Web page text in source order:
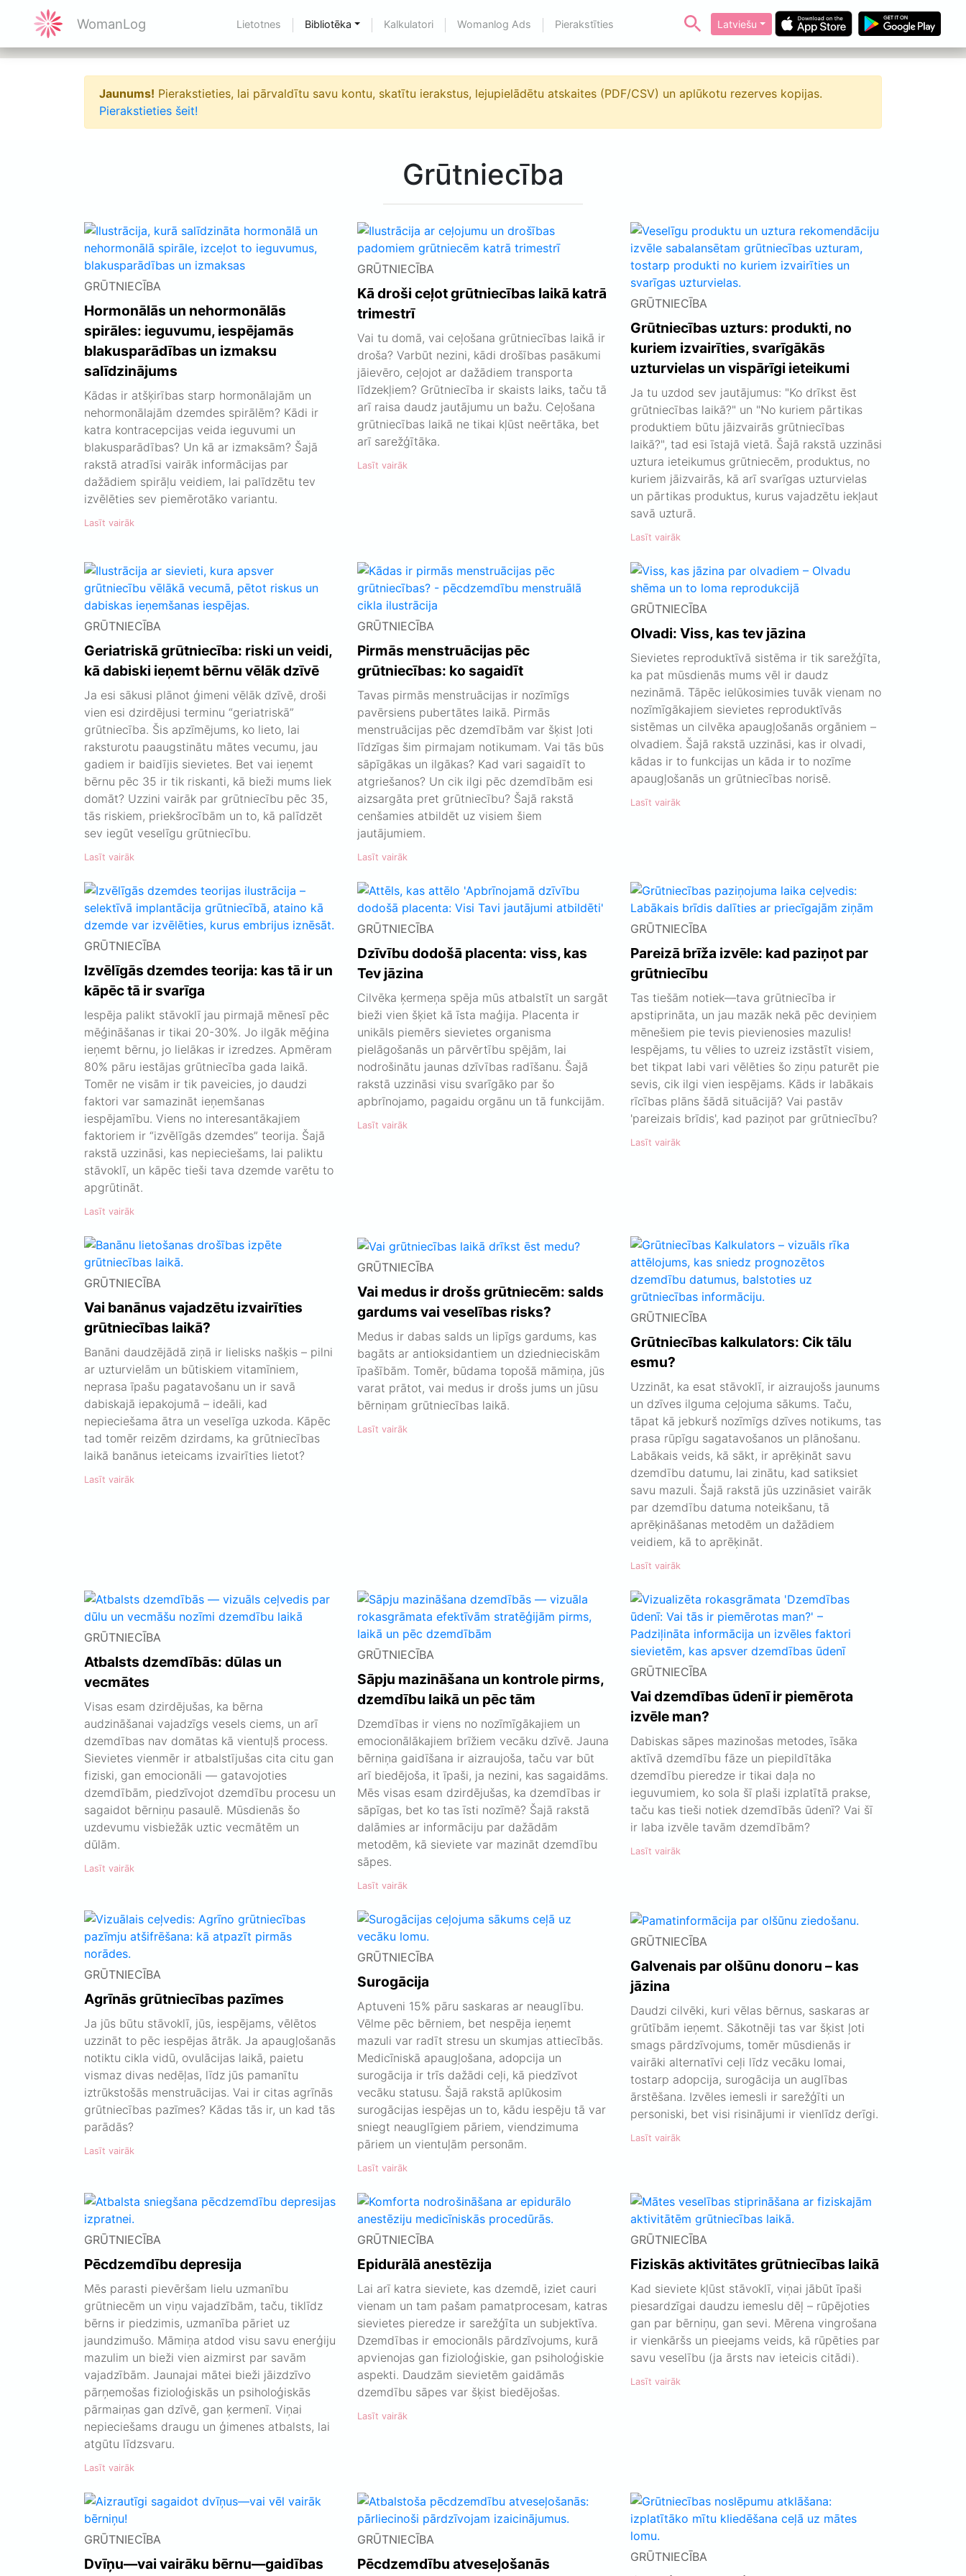
WomanLog Lietotnes Bibliotēka Kalkulatori Womanlog Ads Pierakstīties Latviešu
Jaunums! Pierakstieties, lai pārvaldītu savu kontu, skatītu ierakstus, lejupielādētu atskaites (PDF/CSV) un aplūkotu rezerves kopijas.
Pierakstieties šeit!
Grūtniecība
GRŪTNIECĪBA
Hormonālās un nehormonālās
spirāles: ieguvumu, iespējamās
blakusparādības un izmaksu
salīdzinājums
Kādas ir atšķirības starp hormonālajām un
nehormonālajām dzemdes spirālēm? Kādi ir
katra kontracepcijas veida ieguvumi un
blakusparādības? Un kā ar izmaksām? Šajā
rakstā atradīsi vairāk informācijas par
dažādiem spirāļu veidiem, lai palīdzētu tev
izvēlēties sev piemērotāko variantu.
Lasīt vairāk
GRŪTNIECĪBA
Kā droši ceļot grūtniecības laikā katrā
trimestrī
Vai tu domā, vai ceļošana grūtniecības laikā ir
droša? Varbūt nezini, kādi drošības pasākumi
jāievēro, ceļojot ar dažādiem transporta
līdzekļiem? Grūtniecība ir skaists laiks, taču tā
arī raisa daudz jautājumu un bažu. Ceļošana
grūtniecības laikā ne tikai kļūst neērtāka, bet
arī sarežģītāka.
Lasīt vairāk
GRŪTNIECĪBA
Grūtniecības uzturs: produkti, no
kuriem izvairīties, svarīgākās
uzturvielas un vispārīgi ieteikumi
Ja tu uzdod sev jautājumus: "Ko drīkst ēst
grūtniecības laikā?" un "No kuriem pārtikas
produktiem būtu jāizvairās grūtniecības
laikā?", tad esi īstajā vietā. Šajā rakstā uzzināsi
uztura ieteikumus grūtniecēm, produktus, no
kuriem jāizvairās, kā arī svarīgas uzturvielas
un pārtikas produktus, kurus vajadzētu iekļaut
savā uzturā.
Lasīt vairāk
GRŪTNIECĪBA
Geriatriskā grūtniecība: riski un veidi,
kā dabiski ieņemt bērnu vēlāk dzīvē
Ja esi sākusi plānot ģimeni vēlāk dzīvē, droši
vien esi dzirdējusi terminu “geriatriskā”
grūtniecība. Šis apzīmējums, ko lieto, lai
raksturotu paaugstinātu mātes vecumu, jau
gadiem ir baidījis sievietes. Bet vai ieņemt
bērnu pēc 35 ir tik riskanti, kā bieži mums liek
domāt? Uzzini vairāk par grūtniecību pēc 35,
tās riskiem, priekšrocībām un to, kā palīdzēt
sev iegūt veselīgu grūtniecību.
Lasīt vairāk
GRŪTNIECĪBA
Pirmās menstruācijas pēc
grūtniecības: ko sagaidīt
Tavas pirmās menstruācijas ir nozīmīgs
pavērsiens pubertātes laikā. Pirmās
menstruācijas pēc dzemdībām var šķist ļoti
līdzīgas šim pirmajam notikumam. Vai tās būs
sāpīgākas un ilgākas? Kad vari sagaidīt to
atgriešanos? Un cik ilgi pēc dzemdībām esi
aizsargāta pret grūtniecību? Šajā rakstā
cenšamies atbildēt uz visiem šiem
jautājumiem.
Lasīt vairāk
GRŪTNIECĪBA
Olvadi: Viss, kas tev jāzina
Sievietes reproduktīvā sistēma ir tik sarežģīta,
ka pat mūsdienās mums vēl ir daudz
nezināmā. Tāpēc ielūkosimies tuvāk vienam no
nozīmīgākajiem sievietes reproduktīvās
sistēmas un cilvēka apaugļošanās orgāniem –
olvadiem. Šajā rakstā uzzināsi, kas ir olvadi,
kādas ir to funkcijas un kāda ir to nozīme
apaugļošanās un grūtniecības norisē.
Lasīt vairāk
GRŪTNIECĪBA
Izvēlīgās dzemdes teorija: kas tā ir un
kāpēc tā ir svarīga
Iespēja palikt stāvoklī jau pirmajā mēnesī pēc
mēģināšanas ir tikai 20-30%. Jo ilgāk mēģina
ieņemt bērnu, jo lielākas ir izredzes. Apmēram
80% pāru iestājas grūtniecība gada laikā.
Tomēr ne visām ir tik paveicies, jo daudzi
faktori var samazināt ieņemšanas
iespējamību. Viens no interesantākajiem
faktoriem ir “izvēlīgās dzemdes” teorija. Šajā
rakstā uzzināsi, kas nepieciešams, lai paliktu
stāvoklī, un kāpēc tieši tava dzemde varētu to
apgrūtināt.
Lasīt vairāk
GRŪTNIECĪBA
Dzīvību dodošā placenta: viss, kas
Tev jāzina
Cilvēka ķermeņa spēja mūs atbalstīt un sargāt
bieži vien šķiet kā īsta maģija. Placenta ir
unikāls piemērs sievietes organisma
pielāgošanās un pārvērtību spējām, lai
nodrošinātu jaunas dzīvības radīšanu. Šajā
rakstā uzzināsi visu svarīgāko par šo
apbrīnojamo, pagaidu orgānu un tā funkcijām.
Lasīt vairāk
GRŪTNIECĪBA
Pareizā brīža izvēle: kad paziņot par
grūtniecību
Tas tiešām notiek—tava grūtniecība ir
apstiprināta, un jau mazāk nekā pēc deviņiem
mēnešiem pie tevis pievienosies mazulis!
Iespējams, tu vēlies to uzreiz izstāstīt visiem,
bet tikpat labi vari vēlēties šo ziņu paturēt pie
sevis, cik ilgi vien iespējams. Kāds ir labākais
rīcības plāns šādā situācijā? Vai pastāv
'pareizais brīdis', kad paziņot par grūtniecību?
Lasīt vairāk
GRŪTNIECĪBA
Vai banānus vajadzētu izvairīties
grūtniecības laikā?
Banāni daudzējādā ziņā ir lielisks našķis – pilni
ar uzturvielām un būtiskiem vitamīniem,
neprasa īpašu pagatavošanu un ir savā
dabiskajā iepakojumā – ideāli, kad
nepieciešama ātra un veselīga uzkoda. Kāpēc
tad tomēr reizēm dzirdams, ka grūtniecības
laikā banānus ieteicams izvairīties lietot?
Lasīt vairāk
GRŪTNIECĪBA
Vai medus ir drošs grūtniecēm: salds
gardums vai veselības risks?
Medus ir dabas salds un lipīgs gardums, kas
bagāts ar antioksidantiem un dziednieciskām
īpašībām. Tomēr, būdama topošā māmiņa, jūs
varat prātot, vai medus ir drošs jums un jūsu
bērniņam grūtniecības laikā.
Lasīt vairāk
GRŪTNIECĪBA
Grūtniecības kalkulators: Cik tālu
esmu?
Uzzināt, ka esat stāvoklī, ir aizraujošs jaunums
un dzīves ilguma ceļojuma sākums. Taču,
tāpat kā jebkurš nozīmīgs dzīves notikums, tas
prasa rūpīgu sagatavošanos un plānošanu.
Labākais veids, kā sākt, ir aprēķināt savu
dzemdību datumu, lai zinātu, kad satiksiet
savu mazuli. Šajā rakstā jūs uzzināsiet vairāk
par dzemdību datuma noteikšanu, tā
aprēķināšanas metodēm un dažādiem
veidiem, kā to aprēķināt.
Lasīt vairāk
GRŪTNIECĪBA
Atbalsts dzemdībās: dūlas un
vecmātes
Visas esam dzirdējušas, ka bērna
audzināšanai vajadzīgs vesels ciems, un arī
dzemdības nav domātas kā vientuļš process.
Sievietes vienmēr ir atbalstījušas cita citu gan
fiziski, gan emocionāli — gatavojoties
dzemdībām, piedzīvojot dzemdību procesu un
sagaidot bērniņu pasaulē. Mūsdienās šo
uzdevumu visbiežāk uztic vecmātēm un
dūlām.
Lasīt vairāk
GRŪTNIECĪBA
Sāpju mazināšana un kontrole pirms,
dzemdību laikā un pēc tām
Dzemdības ir viens no nozīmīgākajiem un
emocionālākajiem brīžiem vecāku dzīvē. Jauna
bērniņa gaidīšana ir aizraujoša, taču var būt
arī biedējoša, it īpaši, ja nezini, kas sagaidāms.
Mēs visas esam dzirdējušas, ka dzemdības ir
sāpīgas, bet ko tas īsti nozīmē? Šajā rakstā
dalāmies ar informāciju par dažādām
metodēm, kā sieviete var mazināt dzemdību
sāpes.
Lasīt vairāk
GRŪTNIECĪBA
Vai dzemdības ūdenī ir piemērota
izvēle man?
Dabiskas sāpes mazinošas metodes, īsāka
aktīvā dzemdību fāze un piepildītāka
dzemdību pieredze ir tikai daļa no
ieguvumiem, ko sola šī plaši izplatītā prakse,
taču kas tieši notiek dzemdībās ūdenī? Vai šī
ir laba izvēle tavām dzemdībām?
Lasīt vairāk
GRŪTNIECĪBA
Agrīnās grūtniecības pazīmes
Ja jūs būtu stāvoklī, jūs, iespējams, vēlētos
uzzināt to pēc iespējas ātrāk. Ja apaugļošanās
notiktu cikla vidū, ovulācijas laikā, paietu
vismaz divas nedēļas, līdz jūs pamanītu
iztrūkstošās menstruācijas. Vai ir citas agrīnās
grūtniecības pazīmes? Kādas tās ir, un kad tās
parādās?
Lasīt vairāk
GRŪTNIECĪBA
Surogācija
Aptuveni 15% pāru saskaras ar neauglību.
Vēlme pēc bērniem, bet nespēja ieņemt
mazuli var radīt stresu un skumjas attiecībās.
Medicīniskā apaugļošana, adopcija un
surogācija ir trīs dažādi ceļi, kā piedzīvot
vecāku statusu. Šajā rakstā aplūkosim
surogācijas iespējas un to, kādu iespēju tā var
sniegt neauglīgiem pāriem, viendzimuma
pāriem un vientuļām personām.
Lasīt vairāk
GRŪTNIECĪBA
Galvenais par olšūnu donoru – kas
jāzina
Daudzi cilvēki, kuri vēlas bērnus, saskaras ar
grūtībām ieņemt. Sākotnēji tas var šķist ļoti
smags pārdzīvojums, tomēr mūsdienās ir
vairāki alternatīvi ceļi līdz vecāku lomai,
tostarp adopcija, surogācija un auglības
ārstēšana. Izvēles iemesli ir sarežģīti un
personiski, bet visi risinājumi ir vienlīdz derīgi.
Lasīt vairāk
GRŪTNIECĪBA
Pēcdzemdību depresija
Mēs parasti pievēršam lielu uzmanību
grūtniecēm un viņu vajadzībām, taču, tiklīdz
bērns ir piedzimis, uzmanība pāriet uz
jaundzimušo. Māmiņa atdod visu savu enerģiju
mazulim un bieži vien aizmirst par savām
vajadzībām. Jaunajai mātei bieži jāizdzīvo
pārņemošas fizioloģiskās un psiholoģiskās
pārmaiņas gan dzīvē, gan ķermenī. Viņai
nepieciešams draugu un ģimenes atbalsts, lai
atgūtu līdzsvaru.
Lasīt vairāk
GRŪTNIECĪBA
Epidurālā anestēzija
Lai arī katra sieviete, kas dzemdē, iziet cauri
vienam un tam pašam pamatprocesam, katras
sievietes pieredze ir sarežģīta un subjektīva.
Dzemdības ir emocionāls pārdzīvojums, kurā
apvienojas gan fizioloģiskie, gan psiholoģiskie
aspekti. Daudzām sievietēm gaidāmās
dzemdību sāpes var šķist biedējošas.
Lasīt vairāk
GRŪTNIECĪBA
Fiziskās aktivitātes grūtniecības laikā
Kad sieviete kļūst stāvoklī, viņai jābūt īpaši
piesardzīgai daudzu iemeslu dēļ – rūpējoties
gan par bērniņu, gan sevi. Mērena vingrošana
ir vienkāršs un pieejams veids, kā rūpēties par
savu veselību (ja ārsts nav ieteicis citādi).
Lasīt vairāk
GRŪTNIECĪBA
Dvīņu—vai vairāku bērnu—gaidības
GRŪTNIECĪBA
Pēcdzemdību atveseļošanās GRŪTNIECĪBA